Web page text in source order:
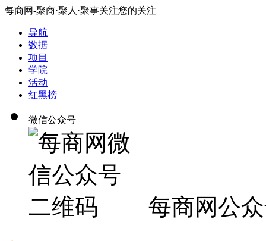
每商网-聚商·聚人·聚事关注您的关注
导航
数据
项目
学院
活动
红黑榜
微信公众号
每商网公